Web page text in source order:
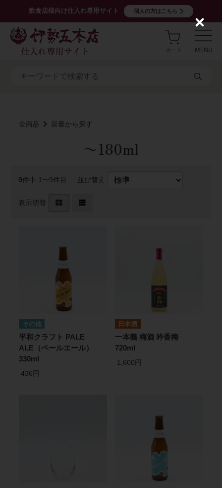
飲食店様向け仕入れ専用サイト 個人の方はこちら
全商品 容量から探す
〜180ml
9件中 1〜9件目 並び替え
表示切替
その他
平和クラフト PALE
ALE（ペールエール）
330ml
436円
日本酒
一本義 梅酒 吟香梅
720ml
1,600円
C
l
s